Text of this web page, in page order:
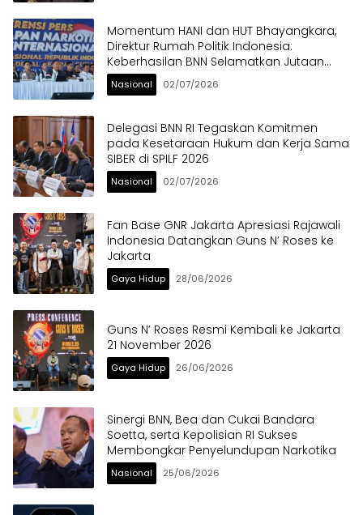
Momentum HANI dan HUT Bhayangkara,
Direktur Rumah Politik Indonesia:
Keberhasilan BNN Selamatkan Jutaan
Anak Bangsa dari Ancaman Narkoba
Nasional 02/07/2026
Delegasi BNN RI Tegaskan Komitmen
pada Kesetaraan Hukum dan Kerja Sama
SIBER di SPILF 2026
Nasional 02/07/2026
Fan Base GNR Jakarta Apresiasi Rajawali
Indonesia Datangkan Guns N’ Roses ke
Jakarta
Gaya Hidup 28/06/2026
Guns N’ Roses Resmi Kembali ke Jakarta
21 November 2026
Gaya Hidup 26/06/2026
Sinergi BNN, Bea dan Cukai Bandara
Soetta, serta Kepolisian RI Sukses
Membongkar Penyelundupan Narkotika
Nasional 25/06/2026